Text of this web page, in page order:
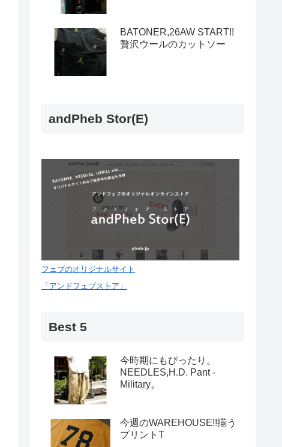
BATONER,26AW START!!
贅沢ウールのカットソー
andPheb Stor(E)
フェブのオリジナルサイト
「アンドフェブストア」
Best 5
今時期にもぴったり。
NEEDLES,H.D. Pant -
Military。
今週のWAREHOUSE!!揃う
プリントT